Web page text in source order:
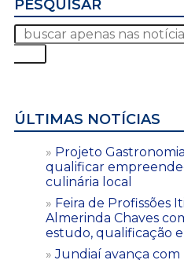
PESQUISAR
ÚLTIMAS NOTÍCIAS
Projeto
qualificar
culinária local
Feira de Profissões
Almerinda Chaves
estudo, qualificação
Jundiaí avança com